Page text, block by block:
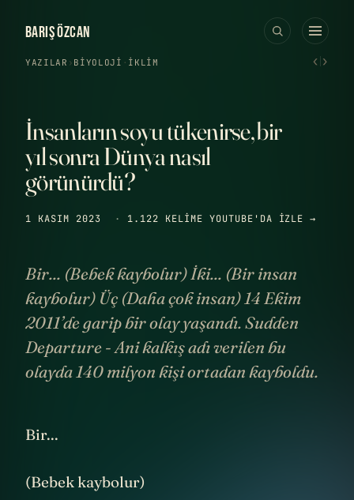
BARIŞ ÖZCAN
YAZILAR › BIYOLOJI · İKLIM ‹›
İnsanların soyu tükenirse, bir
yıl sonra Dünya nasıl
görünürdü?
1 KASIM 2023 · 1.122 KELIME YOUTUBE'DA IZLE →
Bir... (Bebek kaybolur) İki... (Bir insan
kaybolur) Üç (Daha çok insan) 14 Ekim
2011’de garip bir olay yaşandı. Sudden
Departure - Ani kalkış adı verilen bu
olayda 140 milyon kişi ortadan kayboldu.
Bir...
(Bebek kaybolur)